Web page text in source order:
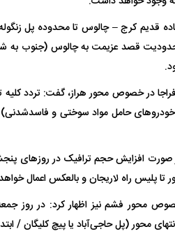
قدیم کرج – چالوس تا محدوده پل
قصد عزیمت به چالوس (جنوب به
در خصوص محور هراز، گفت: تردد کلیه
تا پلیس راه لاریجان و بالعکس اعمال
محور (پل حاجی‌آباد یا پیچ کلیگان /